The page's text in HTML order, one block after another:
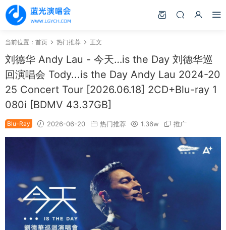
当前位置： 首页 热门推荐 正文
刘德华 Andy Lau - 今天…is the Day 刘德华巡
回演唱会 Tody...is the Day Andy Lau 2024-20
25 Concert Tour [2026.06.18] 2CD+Blu-ray 1
080i [BDMV 43.37GB]
Blu-Ray 2026-06-20 热门推荐 1.36w 推广